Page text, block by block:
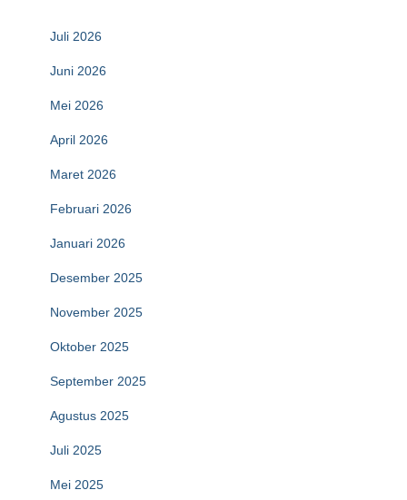
Juli 2026
Juni 2026
Mei 2026
April 2026
Maret 2026
Februari 2026
Januari 2026
Desember 2025
November 2025
Oktober 2025
September 2025
Agustus 2025
Juli 2025
Mei 2025